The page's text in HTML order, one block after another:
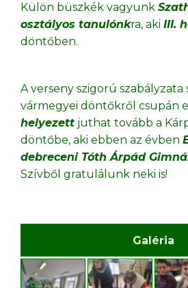
Külön büszkék vagyunk
osztályos tanulónkra, aki III.
döntőben.
A verseny szigorú szabályzata
vármegyei döntőkről csupán
helyezett juthat tovább a
döntőbe, aki ebben az évben
debreceni Tóth Árpád
Szívből gratulálunk neki is!
Galéria